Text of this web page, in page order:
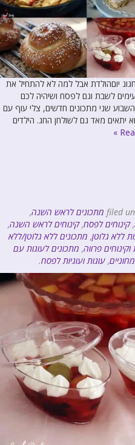
יוםהולדת אבל למה לא להתחיל את
לשבת וגם לפסח ושיהיה לכם
שני מתכונים חדשים, צלי עוף עם
יתאים מאד גם לשולחן החג. הילדים
מתכונים לראש השנה,
,קינוחים לפסח,קינוחים לראש השנה,
ללא גלוטן, מתכונים ללא גלוטן/ללא
פרווה, מתכונים לעוגות עם
, עוגות ועוגיות לפסח.